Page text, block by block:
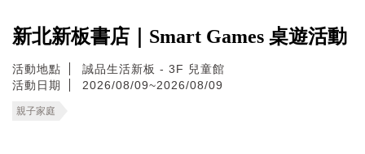
新北新板書店｜Smart Games 桌遊活動
活動地點
誠品生活新板 - 3F 兒童館
活動日期
2026/08/09~2026/08/09
親子家庭